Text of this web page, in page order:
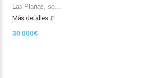
Las Planas, se…
Más detalles
30.000€